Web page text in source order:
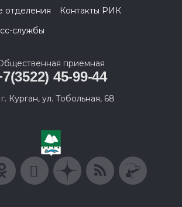
отделения
Контакты РИК
службы
приемная
45-99-44
г. Курган, ул. Тобольная, 68